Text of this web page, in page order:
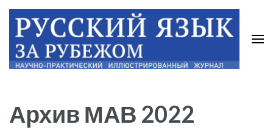
Архив МАВ 2022